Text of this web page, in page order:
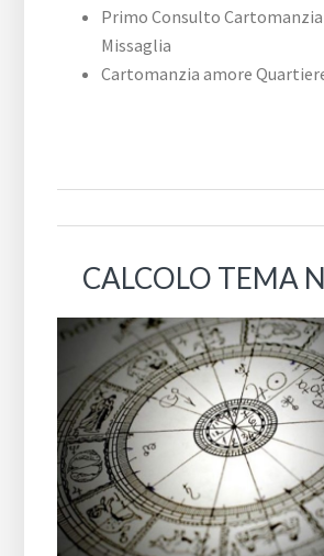
Primo Consulto
Missaglia
Cartomanzia amore
CALCOLO TEMA